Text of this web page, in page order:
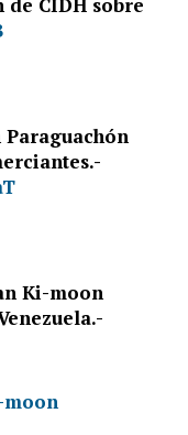
CIDH sobre
Ki-moon